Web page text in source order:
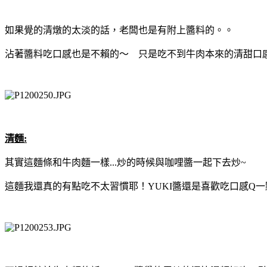
如果覺的清燉的太淡的話，老闆也是有附上醬料的。。
沾著醬料吃口感也是不賴的～ 只是吃不到牛肉本來的清甜口
清麵:
其實這麵條和牛肉麵一樣...炒的時候與咖哩醬一起下去炒~
這麵我還真的有點吃不太習慣耶！YUKI醬還是喜歡吃口感Q